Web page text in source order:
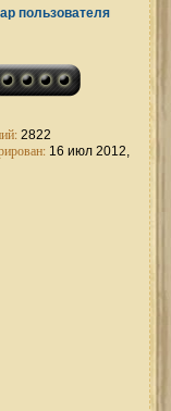
2822
16 июл 2012,